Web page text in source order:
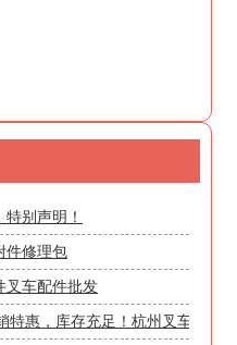
别声明！
件修理包
叉车配件批发
特惠，库存充足！杭州叉车配件